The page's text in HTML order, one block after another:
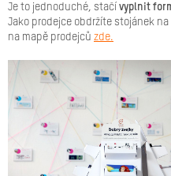
Je to jednoduché, stačí vyplnit
Jako prodejce obdržíte stojánek
na mapě prodejců zde.